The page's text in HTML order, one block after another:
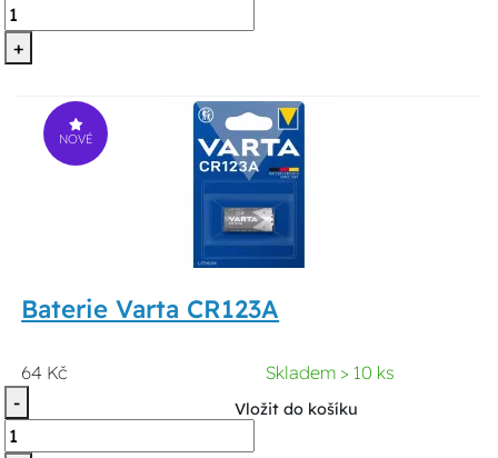
+
NOVÉ
Baterie Varta CR123A
64 Kč
Skladem > 10 ks
-
Vložit do košíku